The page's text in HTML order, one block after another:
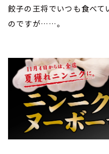
餃子の王将でいつも食べて
のですが……。